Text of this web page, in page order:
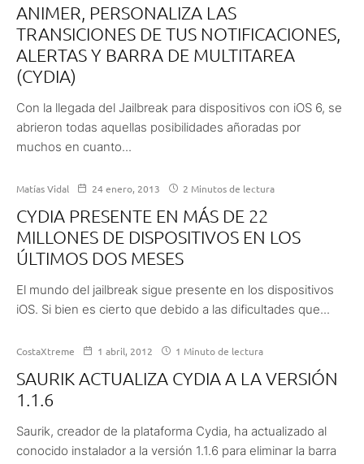
ANIMER, PERSONALIZA LAS
TRANSICIONES DE TUS NOTIFICACIONES,
ALERTAS Y BARRA DE MULTITAREA
(CYDIA)
Con la llegada del Jailbreak para dispositivos con iOS 6, se
abrieron todas aquellas posibilidades añoradas por
muchos en cuanto...
Matías Vidal 24 enero, 2013 2 Minutos de lectura
CYDIA PRESENTE EN MÁS DE 22
MILLONES DE DISPOSITIVOS EN LOS
ÚLTIMOS DOS MESES
El mundo del jailbreak sigue presente en los dispositivos
iOS. Si bien es cierto que debido a las dificultades que...
CostaXtreme 1 abril, 2012 1 Minuto de lectura
SAURIK ACTUALIZA CYDIA A LA VERSIÓN
1.1.6
Saurik, creador de la plataforma Cydia, ha actualizado al
conocido instalador a la versión 1.1.6 para eliminar la barra